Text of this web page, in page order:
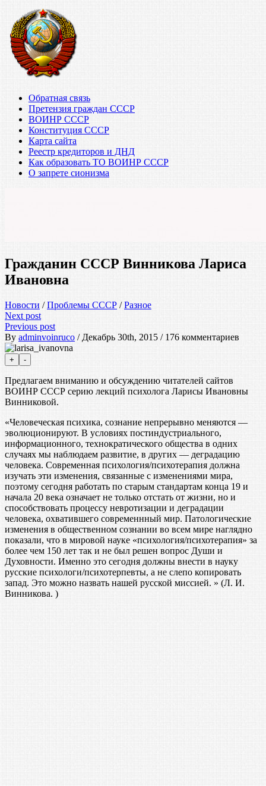
Обратная связь
Претензия граждан СССР
ВОИНР СССР
Конституция СССР
Карта сайта
Реестр кредиторов и ДНД
Как образовать ТО ВОИНР СССР
О запрете сионизма
Гражданин СССР Винникова Лариса
Ивановна
Новости /Проблемы СССР /Разное
Next post
Previous post
By adminvoinruco / Декабрь 30th, 2015 / 176 комментариев
Предлагаем вниманию и обсуждению читателей сайтов
ВОИНР СССР серию лекций психолога Ларисы Ивановны
Винниковой.
«Человеческая психика, сознание непрерывно меняются —
эволюционируют. В условиях постиндустриального,
информационного, технократического общества в одних
случаях мы наблюдаем развитие, в других — деградацию
человека. Современная психология/психотерапия должна
изучать эти изменения, связанные с изменениями мира,
поэтому сегодня работать по старым стандартам конца 19 и
начала 20 века означает не только отстать от жизни, но и
способствовать процессу невротизации и деградации
человека, охватившего современнный мир. Патологические
изменения в общественном сознании во всем мире наглядно
показали, что в мировой науке «психология/психотерапия» за
более чем 150 лет так и не был решен вопрос Души и
Духовности. Именно это сегодня должны внести в науку
русские психологи/психотерпевты, а не слепо копировать
запад. Это можно назвать нашей русской миссией. » (Л. И.
Винникова. )